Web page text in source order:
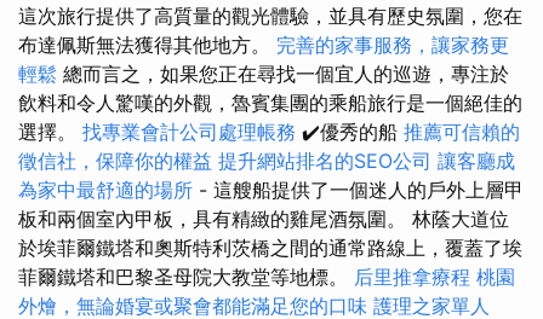
這次旅行提供了高質量的觀光體驗，並具有歷史氛圍，您在
布達佩斯無法獲得其他地方。 完善的家事服務，讓家務更
輕鬆 總而言之，如果您正在尋找一個宜人的巡遊，專注於
飲料和令人驚嘆的外觀，魯賓集團的乘船旅行是一個絕佳的
選擇。 找專業會計公司處理帳務 ✔️優秀的船 推薦可信賴的
徵信社，保障你的權益 提升網站排名的SEO公司 讓客廳成
為家中最舒適的場所 - 這艘船提供了一個迷人的戶外上層甲
板和兩個室內甲板，具有精緻的雞尾酒氛圍。 林蔭大道位
於埃菲爾鐵塔和奧斯特利茨橋之間的通常路線上，覆蓋了埃
菲爾鐵塔和巴黎圣母院大教堂等地標。 后里推拿療程 桃園
外燴，無論婚宴或聚會都能滿足您的口味 護理之家單人